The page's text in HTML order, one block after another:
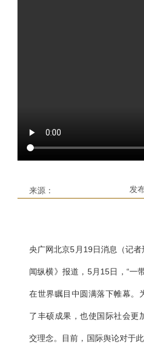
来源： 发
央广网北京5月19日消息（记
闻纵横》报道，5月15日，“一
在世界瞩目中圆满落下帷幕。
了丰硕成果，也使国际社会更
交理念。目前，国际舆论对于